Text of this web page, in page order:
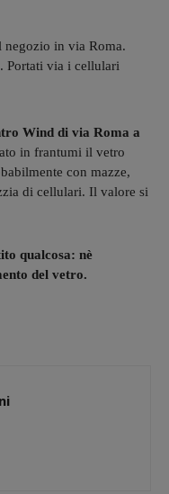
negozio in via Roma.
Portati via i cellulari
Wind di via Roma a
in frantumi il vetro
con mazze,
di cellulari. Il valore si
qualcosa: nè
del vetro.